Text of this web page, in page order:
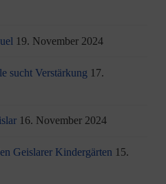
19. November 2024
sucht Verstärkung 17.
16. November 2024
Geislarer Kindergärten 15.